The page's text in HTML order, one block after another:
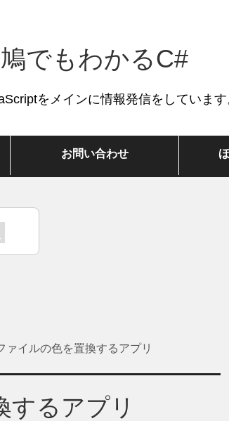
鳩でもわかるC#
をメインに情報発信をしています
お問い合わせ
ァイルの色を置換するアプリ
するアプリ